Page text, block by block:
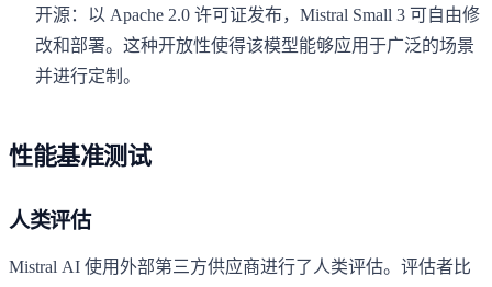
开源：以 Apache 2.0 许可证发布，Mistral Small 3 可自由修
改和部署。这种开放性使得该模型能够应用于广泛的场景
并进行定制。
性能基准测试
人类评估
Mistral AI 使用外部第三方供应商进行了人类评估。评估者比